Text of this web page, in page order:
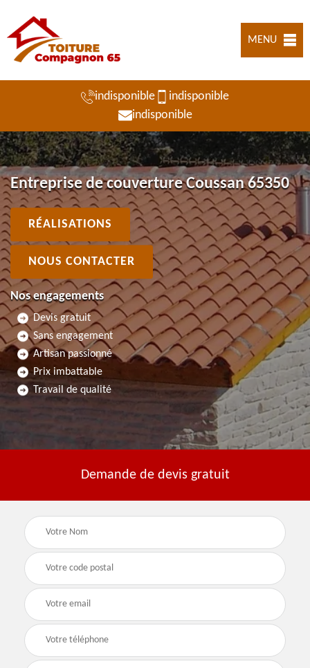
MENU
indisponible
indisponible
indisponible
Entreprise de couverture Coussan 65350
RÉALISATIONS
NOUS CONTACTER
Nos engagements
Devis gratuit
Sans engagement
Artisan passionné
Prix imbattable
Travail de qualité
Demande de devis gratuit